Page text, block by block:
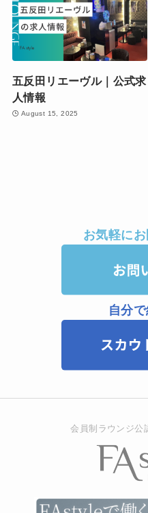
五反田リエーヴル｜公式求
人情報
August 15, 2025
お気軽に
自分
会員制ラウンジ公